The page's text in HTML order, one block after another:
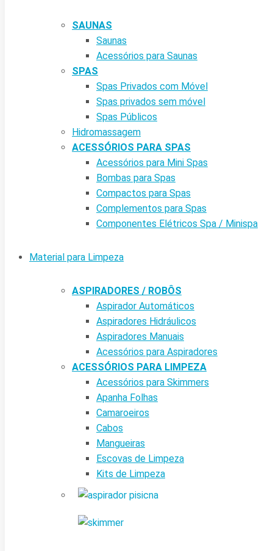
SAUNAS
Saunas
Acessórios para Saunas
SPAS
Spas Privados com Móvel
Spas privados sem móvel
Spas Públicos
Hidromassagem
ACESSÓRIOS PARA SPAS
Acessórios para Mini Spas
Bombas para Spas
Compactos para Spas
Complementos para Spas
Componentes Elétricos Spa / Minispa
Material para Limpeza
ASPIRADORES / ROBÔS
Aspirador Automáticos
Aspiradores Hidráulicos
Aspiradores Manuais
Acessórios para Aspiradores
ACESSÓRIOS PARA LIMPEZA
Acessórios para Skimmers
Apanha Folhas
Camaroeiros
Cabos
Mangueiras
Escovas de Limpeza
Kits de Limpeza